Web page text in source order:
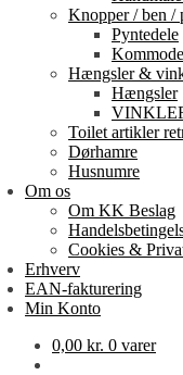
Knopper / ben /
Pyntedele
Hængsler &
Hængsler
Toilet artikler
Dørhamre
Husnumre
Om os
Om KK Beslag
Cookies &
Erhverv
EAN-fakturering
Min Konto
0,00 kr. 0 varer